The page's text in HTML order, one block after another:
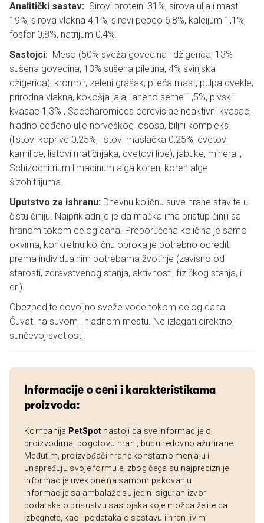
Analitički sastav: Sirovi proteini 31%, sirova ulja i masti
19%, sirova vlakna 4,1%, sirovi pepeo 6,8%, kalcijum 1,1%,
fosfor 0,8%, natrijum 0,4%.
Sastojci: Meso (50% sveža govedina i džigerica, 13%
sušena govedina, 13% sušena piletina, 4% svinjska
džigerica), krompir, zeleni grašak, pileća mast, pulpa cvekle,
prirodna vlakna, kokošja jaja, laneno seme 1,5%, pivski
kvasac 1,3% , Saccharomices cerevisiae neaktivni kvasac,
hladno ceđeno ulje norveškog lososa, biljni kompleks
(listovi koprive 0,25%, listovi maslačka 0,25%, cvetovi
kamilice, listovi matičnjaka, cvetovi lipe), jabuke, minerali,
Schizochitrium limacinum alga koren, koren alge
šizohitrijuma.
Uputstvo za ishranu: Dnevnu količnu suve hrane stavite u
čistu činiju. Najprikladnije je da mačka ima pristup činiji sa
hranom tokom celog dana. Preporučena količina je samo
okvirna, konkretnu količnu obroka je potrebno odrediti
prema individualnim potrebama žvotinje (zavisno od
starosti, zdravstvenog stanja, aktivnosti, fizičkog stanja, i
dr.).
Obezbedite dovoljno sveže vode tokom celog dana.
Čuvati na suvom i hladnom mestu. Ne izlagati direktnoj
sunčevoj svetlosti.
Informacije o ceni i karakteristikama
proizvoda:
Kompanija PetSpot nastoji da sve informacije o
proizvodima, pogotovu hrani, budu redovno ažurirane.
Međutim, proizvođači hrane konstatno menjaju i
unapređuju svoje formule, zbog čega su najpreciznije
informacije uvek one na samom pakovanju.
Informacije sa ambalaže su jedini siguran izvor
podataka o prisustvu sastojaka koje možda želite da
izbegnete, kao i podataka o sastavu i hranljivim